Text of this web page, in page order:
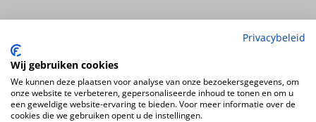
linger, met 72 bloemen (37L/ 34M) & 36 bladtoeven
Kleur
wit – creme
Bloemsoort
Privacybeleid
Wij gebruiken cookies
We kunnen deze plaatsen voor analyse van onze bezoekersgegevens, om
onze website te verbeteren, gepersonaliseerde inhoud te tonen en om u
een geweldige website-ervaring te bieden. Voor meer informatie over de
cookies die we gebruiken opent u de instellingen.